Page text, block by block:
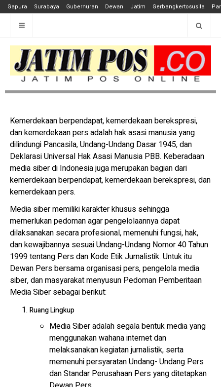
Gapura Surabaya Gubernuran Dewan Jatim Gerbangkertosusila
Kemerdekaan berpendapat, kemerdekaan berekspresi,
dan kemerdekaan pers adalah hak asasi manusia yang
dilindungi Pancasila, Undang-Undang Dasar 1945, dan
Deklarasi Universal Hak Asasi Manusia PBB. Keberadaan
media siber di Indonesia juga merupakan bagian dari
kemerdekaan berpendapat, kemerdekaan berekspresi, dan
kemerdekaan pers.
Media siber memiliki karakter khusus sehingga
memerlukan pedoman agar pengelolaannya dapat
dilaksanakan secara profesional, memenuhi fungsi, hak,
dan kewajibannya sesuai Undang-Undang Nomor 40 Tahun
1999 tentang Pers dan Kode Etik Jurnalistik. Untuk itu
Dewan Pers bersama organisasi pers, pengelola media
siber, dan masyarakat menyusun Pedoman Pemberitaan
Media Siber sebagai berikut:
Ruang Lingkup
Media Siber adalah segala bentuk media yang
menggunakan wahana internet dan
melaksanakan kegiatan jurnalistik, serta
memenuhi persyaratan Undang- Undang Pers
dan Standar Perusahaan Pers yang ditetapkan